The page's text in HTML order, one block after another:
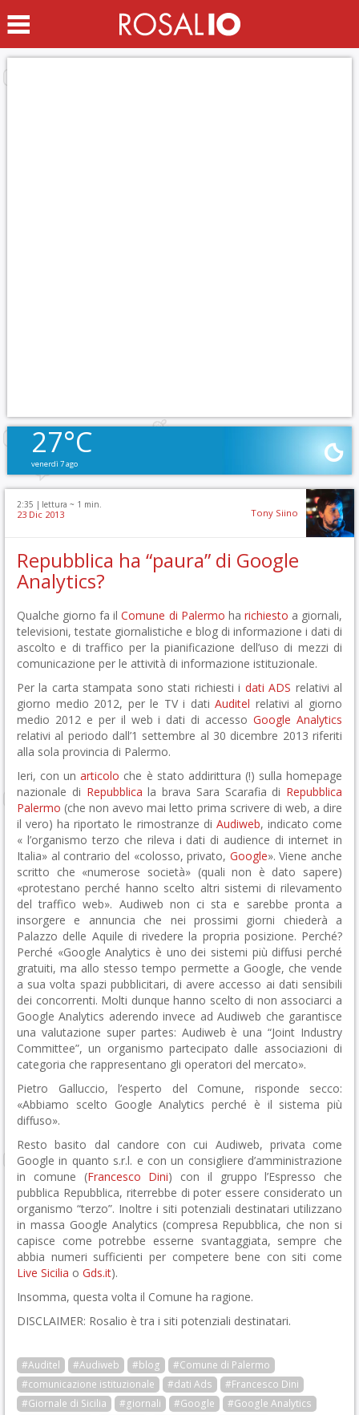
27°C
venerdì 7 ago
2:35 | lettura ~ 1 min.
23 Dic 2013 Tony Siino
Repubblica ha “paura” di Google
Analytics?
Qualche giorno fa ilComune di Palermo ha richiesto a giornali,
televisioni, testate giornalistiche e blog di informazione i dati di
ascolto e di traffico per la pianificazione dell’uso di mezzi di
comunicazione per le attività di informazione istituzionale.
Per la carta stampata sono stati richiesti i dati ADS relativi al
giorno medio 2012, per le TV i datiAuditel relativi al giorno
medio 2012 e per il web i dati di accessoGoogle Analytics
relativi al periodo dall’1 settembre al 30 dicembre 2013 riferiti
alla sola provincia di Palermo.
Ieri, con unarticolo che è stato addirittura (!) sulla homepage
nazionale di Repubblica la brava Sara Scarafia di Repubblica
Palermo (che non avevo mai letto prima scrivere di web, a dire
il vero) ha riportato le rimostranze di Audiweb, indicato come
« l’organismo terzo che rileva i dati di audience di internet in
Italia» al contrario del «colosso, privato, Google». Viene anche
scritto che «numerose società» (quali non è dato sapere)
«protestano perché hanno scelto altri sistemi di rilevamento
del traffico web». Audiweb non ci sta e sarebbe pronta a
insorgere e annuncia che nei prossimi giorni chiederà a
Palazzo delle Aquile di rivedere la propria posizione. Perché?
Perché «Google Analytics è uno dei sistemi più diffusi perché
gratuiti, ma allo stesso tempo permette a Google, che vende
a sua volta spazi pubblicitari, di avere accesso ai dati sensibili
dei concorrenti. Molti dunque hanno scelto di non associarci a
Google Analytics aderendo invece ad Audiweb che garantisce
una valutazione super partes: Audiweb è una “Joint Industry
Committee”, un organismo partecipato dalle associazioni di
categoria che rappresentano gli operatori del mercato».
Pietro Galluccio, l’esperto del Comune, risponde secco:
«Abbiamo scelto Google Analytics perché è il sistema più
diffuso».
Resto basito dal candore con cui Audiweb, privata come
Google in quanto s.r.l. e con un consigliere d’amministrazione
in comune (Francesco Dini) con il gruppo l’Espresso che
pubblica Repubblica, riterrebbe di poter essere considerato un
organismo “terzo”. Inoltre i siti potenziali destinatari utilizzano
in massa Google Analytics (compresa Repubblica, che non si
capisce come potrebbe esserne svantaggiata, sempre che
abbia numeri sufficienti per competere bene con siti come
Live Sicilia o Gds.it).
Insomma, questa volta il Comune ha ragione.
DISCLAIMER: Rosalio è tra i siti potenziali destinatari.
#Auditel #Audiweb #blog
#Comune di Palermo
#comunicazione istituzionale
#dati Ads
#Francesco Dini
#Giornale di Sicilia
#giornali #Google
#Google Analytics